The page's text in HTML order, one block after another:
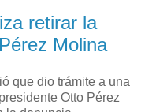
retirar la
Molina
que dio trámite a una
Otto Pérez